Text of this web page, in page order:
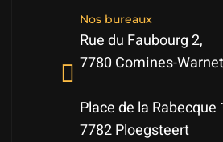
Nos bureaux
Rue du Faubourg 2,
7780 Comines-
Place de la Rabecque
7782 Ploegsteert